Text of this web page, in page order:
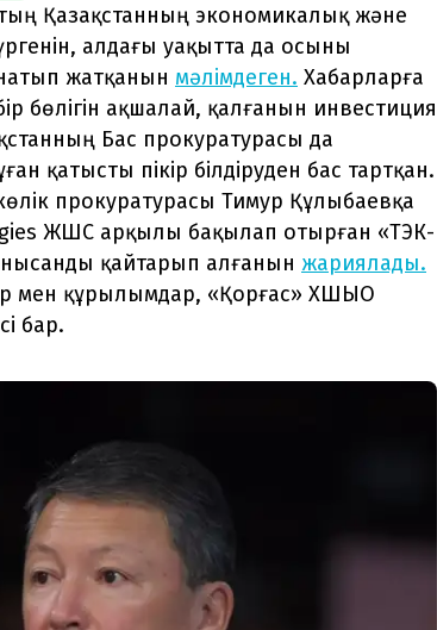
Қазақстанның экономикалық және
алдағы уақытта да осыны
жатқанын мәлімдеген. Хабарларға
бөлігін ақшалай, қалғанын инвестиция
Бас прокуратурасы да
қатысты пікір білдіруден бас тартқан.
прокуратурасы Тимур Құлыбаевқа
ЖШС арқылы бақылап отырған «ТЭК-
қайтарып алғанын жариялады.
мен құрылымдар, «Қорғас» ХШЫО
бар.